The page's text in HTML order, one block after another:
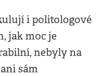
i politologové
jak moc je
nebyly na
sám